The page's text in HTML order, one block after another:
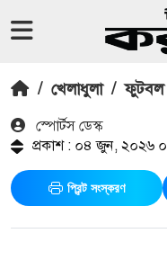
/ খেলাধুলা / ফুটবল
স্পোর্টস ডেস্ক
প্রকাশ : ০৪ জুন, ২০২৬
প্রিন্ট সংস্করণ